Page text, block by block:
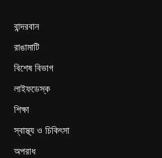
বান্দরবান
রাঙামাটি
বিশেষ বিভাগ
লাইফডেস্ক
শিক্ষা
স্বাস্থ্য ও চিকিৎসা
অপরাধ